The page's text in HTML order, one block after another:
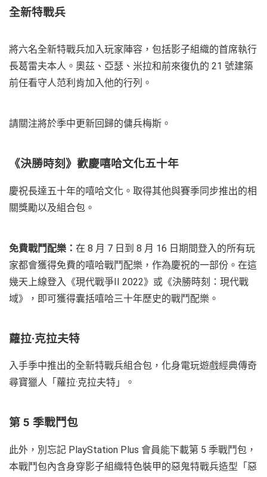
全新特戰兵
將六名全新特戰兵加入玩家陣容，包括影子組織的首席執行
長葛雷夫本人。奧茲、亞瑟、米拉和前來復仇的 21 號建築
前任看守人范利肯加入他的行列。
請關注將於季中更新回歸的傭兵梅斯。
《決勝時刻》歡慶嘻哈文化五十年
慶祝長達五十年的嘻哈文化。取得其他與賽季同步推出的相
關獎勵以及組合包。
免費戰鬥配樂： 在 8 月 7 日到 8 月 16 日期間登入的所有玩
家都會獲得免費的嘻哈戰鬥配樂，作為慶祝的一部份。在這
幾天上線登入《現代戰爭II 2022》或《決勝時刻：現代戰
域》，即可獲得囊括嘻哈三十年歷史的戰鬥配樂。
蘿拉·克拉夫特
入手季中推出的全新特戰兵組合包，化身電玩遊戲經典傳奇
尋寶獵人「蘿拉·克拉夫特」。
第 5 季戰鬥包
此外，別忘記 PlayStation Plus 會員能下載第 5 季戰鬥包，
本戰鬥包內含身穿影子組織特色裝甲的惡鬼特戰兵造型「惡